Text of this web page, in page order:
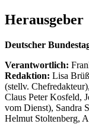
Herausgeber
Deutscher
Verantwortlich:
Redaktion: Lisa
(stellv.
Claus Peter Kosfeld,
vom Dienst), Sandra
Helmut Stoltenberg,